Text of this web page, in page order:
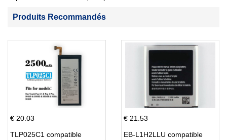
Produits Recommandés
€ 20.03
TLP025C1 compatible
€ 21.53
EB-L1H2LLU compatible